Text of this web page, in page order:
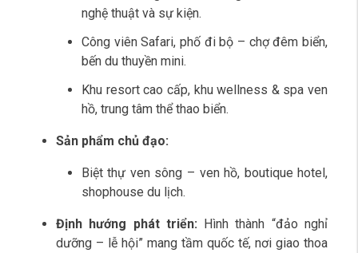
nghệ thuật và sự kiện.
Công viên Safari, phố đi bộ – chợ đêm biển,
bến du thuyền mini.
Khu resort cao cấp, khu wellness & spa ven
hồ, trung tâm thể thao biển.
Sản phẩm chủ đạo:
Biệt thự ven sông – ven hồ, boutique hotel,
shophouse du lịch.
Định hướng phát triển: Hình thành “đảo nghỉ
dưỡng – lễ hội” mang tầm quốc tế, nơi giao thoa